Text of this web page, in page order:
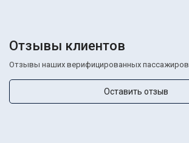
Отзывы клиентов
Отзывы наших верифицированных пассажиров
Оставить отзыв